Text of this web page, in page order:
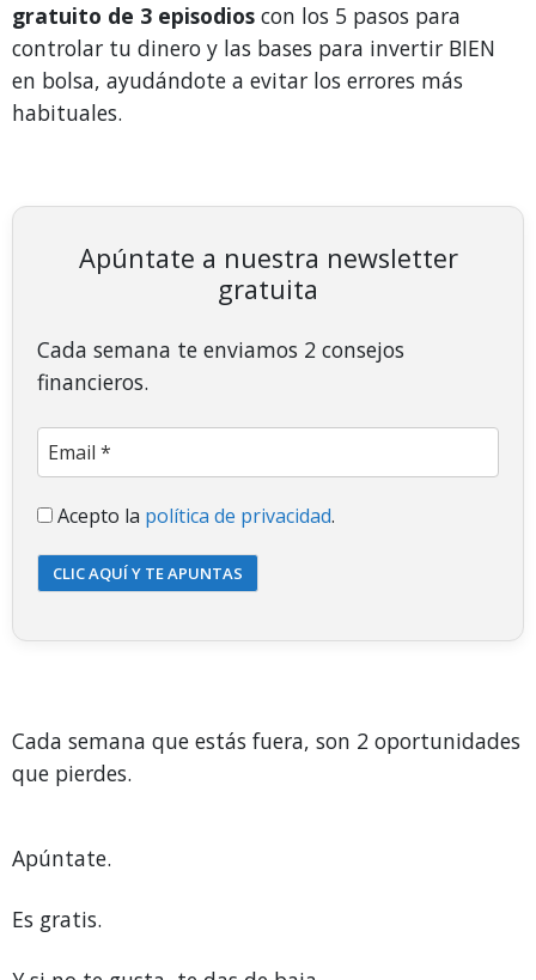
gratuito de 3 episodios con los 5 pasos para
controlar tu dinero y las bases para invertir BIEN
en bolsa, ayudándote a evitar los errores más
habituales.
Apúntate a nuestra newsletter
gratuita
Cada semana te enviamos 2 consejos
financieros.
Acepto la política de privacidad.
CLIC AQUÍ Y TE APUNTAS
Cada semana que estás fuera, son 2 oportunidades
que pierdes.
Apúntate.
Es gratis.